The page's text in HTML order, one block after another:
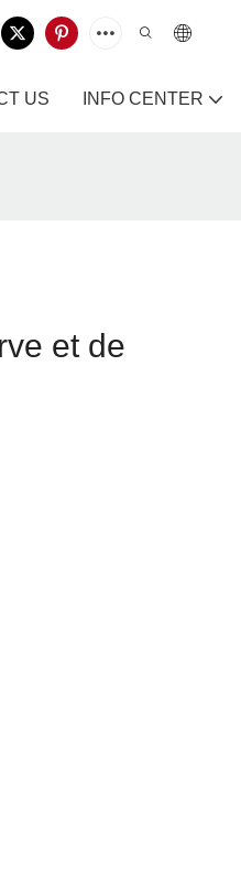
US INFO CENTER
et de